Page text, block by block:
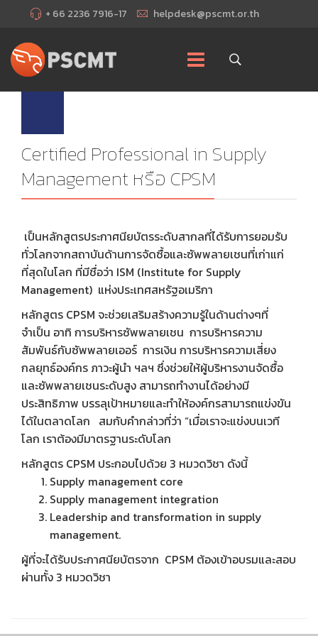
+ 66 2236 7916-17 helpdesk@pscmt.or.th
Certified Professional in Supply
Management หรือ CPSM
เป็นหลักสูตรประกาศนียบัตรระดับสากลที่ได้รับการยอมรับ
ทั่วโลกจากสถาบันด้านการจัดซื้อและซัพพลายเชนที่เก่าแก่
ที่สุดในโลก ที่มีชื่อว่า ISM (Institute for Supply
Management) แห่งประเทศสหรัฐอเมริกา
หลักสูตร CPSM จะช่วยเสริมสร้างความรู้ในด้านต่างๆที่
จำเป็น อาทิ การบริหารซัพพลายเชน การบริหารความ
สัมพันธ์กับซัพพลายเออร์ การเงิน การบริหารความเสี่ยง
กลยุทธ์องค์กร ภาวะผู้นำ ฯลฯ ซึ่งช่วยให้ผู้บริหารงานจัดซื้อ
และซัพพลายเชนระดับสูง สามารถทำงานได้อย่างมี
ประสิทธิภาพ บรรลุเป้าหมายและทำให้องค์กรสามารถแข่งขัน
ได้ในตลาดโลก สมกับคำกล่าวที่ว่า “เมื่อเราจะแข่งบนเวที
โลก เราต้องมีมาตรฐานระดับโลก
หลักสูตร CPSM ประกอบไปด้วย 3 หมวดวิชา ดังนี้
Supply management core
Supply management integration
Leadership and transformation in supply
management.
ผู้ที่จะได้รับประกาศนียบัตรจาก CPSM ต้องเข้าอบรมและสอบ
ผ่านทั้ง 3 หมวดวิชา